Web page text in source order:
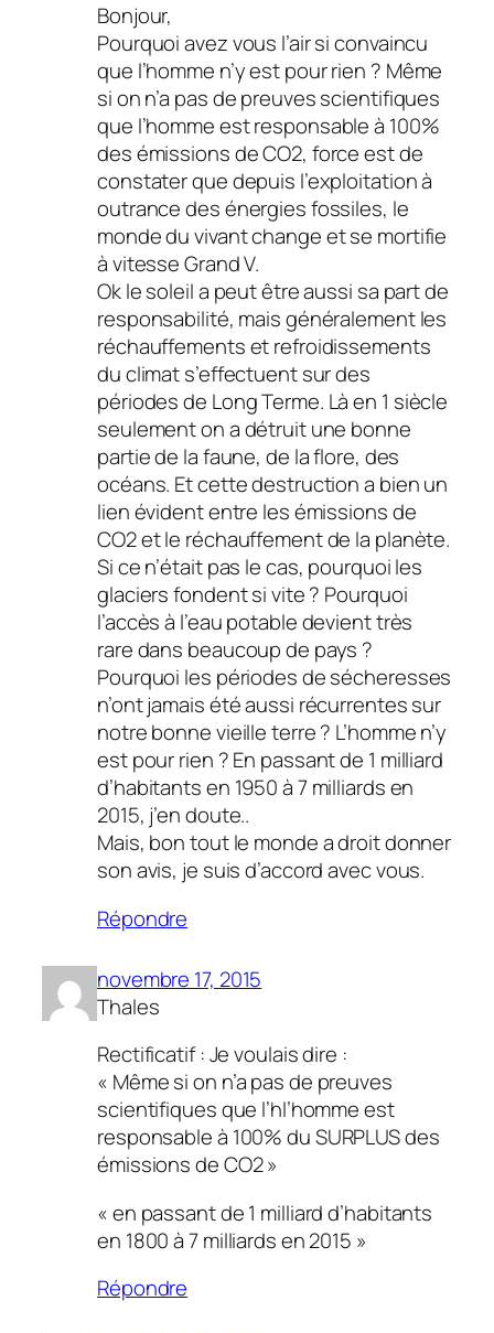
Bonjour,
Pourquoi avez vous l’air si convaincu
que l’homme n’y est pour rien ? Même
si on n’a pas de preuves scientifiques
que l’homme est responsable à 100%
des émissions de CO2, force est de
constater que depuis l’exploitation à
outrance des énergies fossiles, le
monde du vivant change et se mortifie
à vitesse Grand V.
Ok le soleil a peut être aussi sa part de
responsabilité, mais généralement les
réchauffements et refroidissements
du climat s’effectuent sur des
périodes de Long Terme. Là en 1 siècle
seulement on a détruit une bonne
partie de la faune, de la flore, des
océans. Et cette destruction a bien un
lien évident entre les émissions de
CO2 et le réchauffement de la planète.
Si ce n’était pas le cas, pourquoi les
glaciers fondent si vite ? Pourquoi
l’accès à l’eau potable devient très
rare dans beaucoup de pays ?
Pourquoi les périodes de sécheresses
n’ont jamais été aussi récurrentes sur
notre bonne vieille terre ? L’homme n’y
est pour rien ? En passant de 1 milliard
d’habitants en 1950 à 7 milliards en
2015, j’en doute..
Mais, bon tout le monde a droit donner
son avis, je suis d’accord avec vous.
Répondre
novembre 17, 2015
Thales
Rectificatif : Je voulais dire :
« Même si on n’a pas de preuves
scientifiques que l’hl’homme est
responsable à 100% du SURPLUS des
émissions de CO2 »
« en passant de 1 milliard d’habitants
en 1800 à 7 milliards en 2015 »
Répondre